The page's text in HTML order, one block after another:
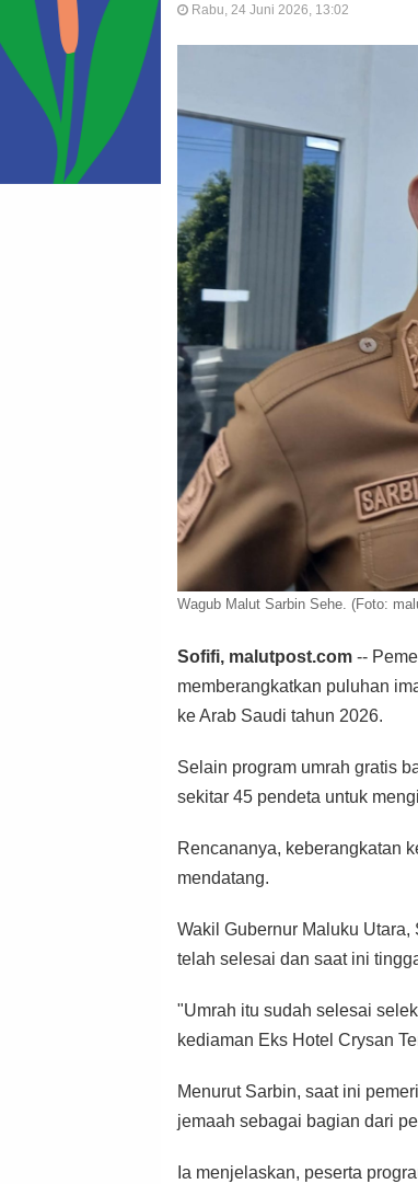
Rabu, 24 Juni 2026, 13:02
Wagub Malut Sarbin Sehe. (Foto:
Sofifi, malutpost.com --
memberangkatkan puluhan
ke Arab Saudi tahun 2026.
Selain program umrah gratis
sekitar 45 pendeta untuk
Rencananya, keberangkatan
mendatang.
Wakil Gubernur Maluku
telah selesai dan saat ini
"Umrah itu sudah selesai
kediaman Eks Hotel Crysan
Menurut Sarbin, saat ini
jemaah sebagai bagian dari
Ia menjelaskan, peserta